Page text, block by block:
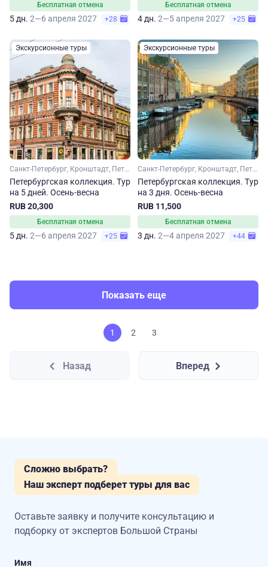
Бесплатная отмена
5 дн. 2—6 апреля 2027 +28
Бесплатная отмена
4 дн. 2—5 апреля 2027 +25
Экскурсионные туры
Санкт-Петербург, Кронштадт, Петергоф
Петербургская коллекция. Тур
на 5 дней. Осень-весна
RUB 20,300
Бесплатная отмена
5 дн. 2—6 апреля 2027 +25
Экскурсионные туры
Санкт-Петербург, Кронштадт, Петергоф
Петербургская коллекция. Тур
на 3 дня. Осень-весна
RUB 11,500
Бесплатная отмена
3 дн. 2—4 апреля 2027 +44
Показать еще
1 2 3
Назад Вперед
Сложно выбрать?
Наш эксперт подберет туры для вас
Оставьте заявку и получите консультацию и
подборку от экспертов Большой Страны
Имя